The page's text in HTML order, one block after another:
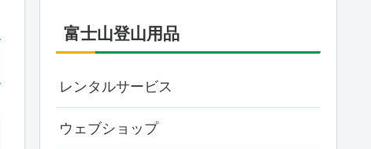
富士山登山用品
レンタルサービス
ウェブショップ